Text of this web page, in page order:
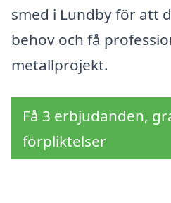
smed i Lundby för att
behov och få
metallprojekt.
Få 3 erbjudanden,
förpliktelser